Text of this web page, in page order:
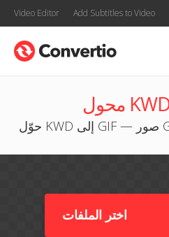
Video Editor Add Subtitles to Video
اختر الملفات